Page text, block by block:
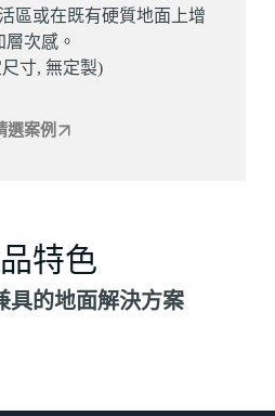
區或在既有硬質地面上增
層次感。
寸, 無定製)
選案例
特色
具的地面解決方案